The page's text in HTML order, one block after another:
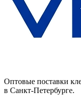
Оптовые поставки
в Санкт-Петербурге.